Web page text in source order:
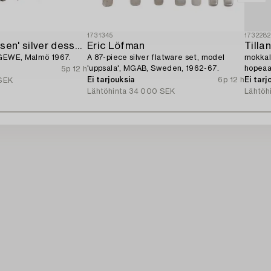
A 26-piece 'Rosen' silver dessert flatware-service,
Malmö 1967.
5p 12 h
1731345
Eric Löfman
A 87-piece silver flatware set, model
'uppsala', MGAB, Sweden, 1962-67.
Ei tarjouksia
6p 12 h
Lähtöhinta 34 000 SEK
1732282
Ei